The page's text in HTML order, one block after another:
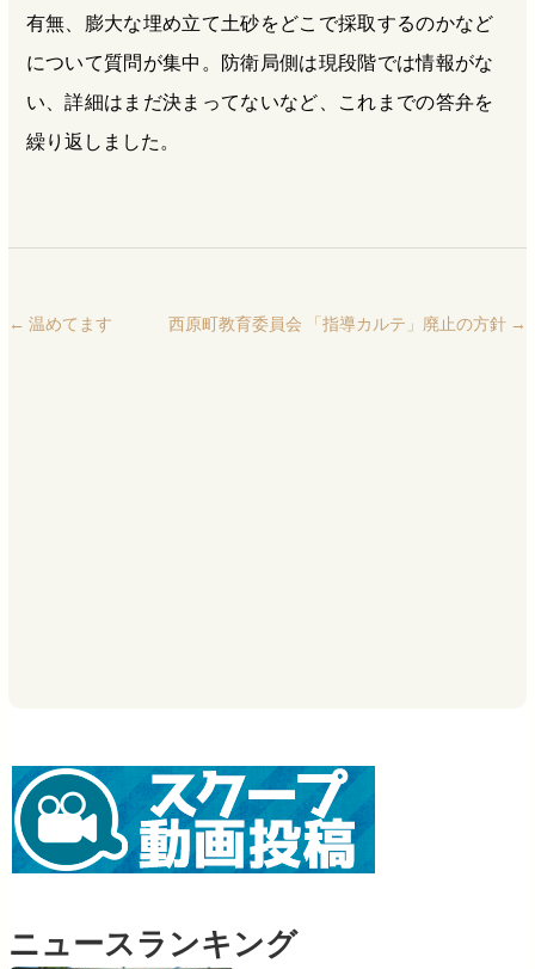
有無、膨大な埋め立て土砂をどこで採取するのかなど
について質問が集中。防衛局側は現段階では情報がな
い、詳細はまだ決まってないなど、これまでの答弁を
繰り返しました。
← 温めてます 西原町教育委員会 「指導カルテ」廃止の方針 →
ニュースランキング